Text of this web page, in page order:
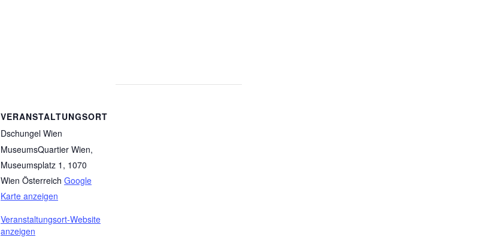
VERANSTALTUNGSORT
Dschungel Wien
MuseumsQuartier Wien,
Museumsplatz 1, 1070
Wien Österreich Google
Karte anzeigen
Veranstaltungsort-Website
anzeigen